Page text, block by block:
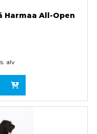
Harmaa All-Open
alv